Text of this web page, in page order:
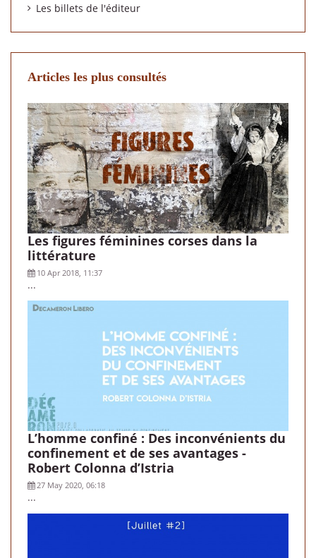
Les billets de l'éditeur
Articles les plus consultés
Les figures féminines corses dans la
littérature
10 Apr 2018, 11:37
...
L’homme confiné : Des inconvénients du
confinement et de ses avantages -
Robert Colonna d’Istria
27 May 2020, 06:18
...